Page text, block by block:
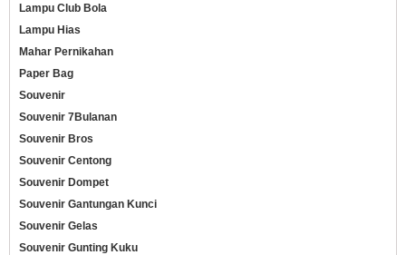
Lampu Club Bola
Lampu Hias
Mahar Pernikahan
Paper Bag
Souvenir
Souvenir 7Bulanan
Souvenir Bros
Souvenir Centong
Souvenir Dompet
Souvenir Gantungan Kunci
Souvenir Gelas
Souvenir Gunting Kuku